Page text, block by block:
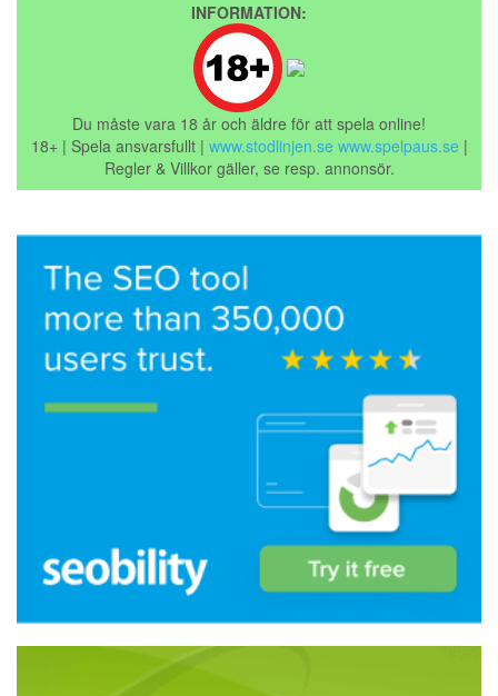
INFORMATION:
Du måste vara 18 år och äldre för att spela online!
18+ | Spela ansvarsfullt | www.stodlinjen.se www.spelpaus.se |
Regler & Villkor gäller, se resp. annonsör.